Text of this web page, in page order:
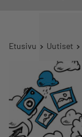
Etusivu Uutiset
Suodata